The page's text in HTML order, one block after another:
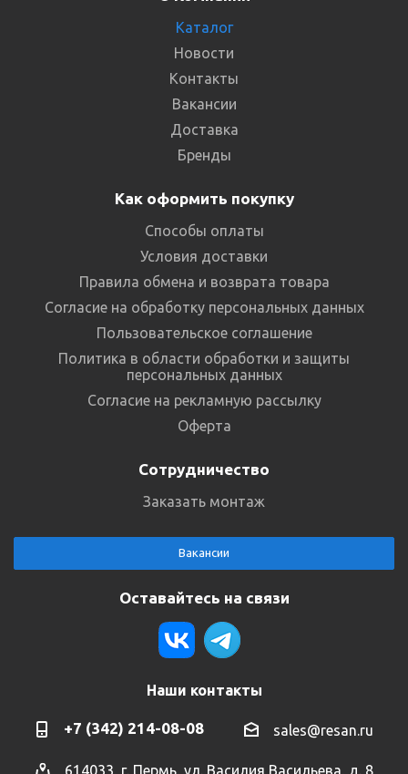
Каталог
Новости
Контакты
Вакансии
Доставка
Бренды
Как оформить покупку
Способы оплаты
Условия доставки
Правила обмена и возврата товара
Согласие на обработку персональных данных
Пользовательское соглашение
Политика в области обработки и защиты
персональных данных
Согласие на рекламную рассылку
Оферта
Сотрудничество
Заказать монтаж
Вакансии
Оставайтесь на связи
Наши контакты
+7 (342) 214-08-08 sales@resan.ru
614033, г. Пермь, ул. Василия Васильева, д. 8